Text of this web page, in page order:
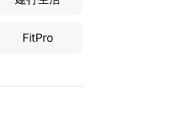
FitPro